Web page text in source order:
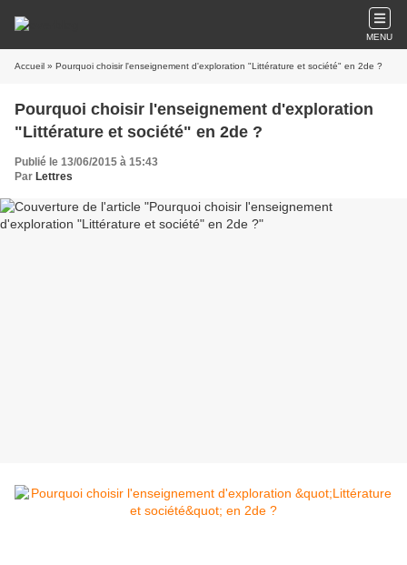
MENU
Accueil » Pourquoi choisir l'enseignement d'exploration "Littérature et société" en 2de ?
Pourquoi choisir l'enseignement d'exploration
"Littérature et société" en 2de ?
Publié le 13/06/2015 à 15:43
Par Lettres